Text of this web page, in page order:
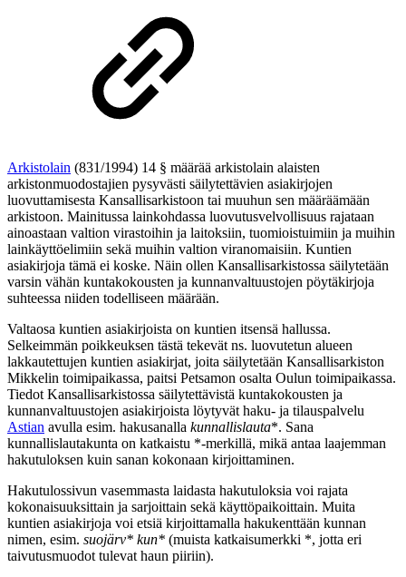
Arkistolain (831/1994) 14 § määrää arkistolain alaisten
arkistonmuodostajien pysyvästi säilytettävien asiakirjojen
luovuttamisesta Kansallisarkistoon tai muuhun sen määräämään
arkistoon. Mainitussa lainkohdassa luovutusvelvollisuus rajataan
ainoastaan valtion virastoihin ja laitoksiin, tuomioistuimiin ja muihin
lainkäyttöelimiin sekä muihin valtion viranomaisiin. Kuntien
asiakirjoja tämä ei koske. Näin ollen Kansallisarkistossa säilytetään
varsin vähän kuntakokousten ja kunnanvaltuustojen pöytäkirjoja
suhteessa niiden todelliseen määrään.
Valtaosa kuntien asiakirjoista on kuntien itsensä hallussa.
Selkeimmän poikkeuksen tästä tekevät ns. luovutetun alueen
lakkautettujen kuntien asiakirjat, joita säilytetään Kansallisarkiston
Mikkelin toimipaikassa, paitsi Petsamon osalta Oulun toimipaikassa.
Tiedot Kansallisarkistossa säilytettävistä kuntakokousten ja
kunnanvaltuustojen asiakirjoista löytyvät haku- ja tilauspalvelu
Astian avulla esim. hakusanalla kunnallislauta*. Sana
kunnallislautakunta on katkaistu *-merkillä, mikä antaa laajemman
hakutuloksen kuin sanan kokonaan kirjoittaminen.
Hakutulossivun vasemmasta laidasta hakutuloksia voi rajata
kokonaisuuksittain ja sarjoittain sekä käyttöpaikoittain. Muita
kuntien asiakirjoja voi etsiä kirjoittamalla hakukenttään kunnan
nimen, esim. suojärv* kun* (muista katkaisumerkki *, jotta eri
taivutusmuodot tulevat haun piiriin).